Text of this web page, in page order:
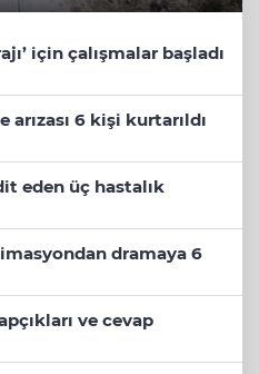
için çalışmalar başladı
arızası 6 kişi kurtarıldı
eden üç hastalık
dramaya 6
ve cevap